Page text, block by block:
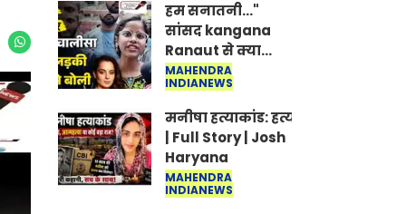
हम सनातनी..."
सांसद kangana
Ranaut से क्या
बोली लड़की? Viral
Jantar-Mantar |
CJP protest
MAHENDRA
INDIANEWS
मनीषा हत्याकांड: हत्या, आत्महत्या या
| Full Story | Josh
Haryana
MAHENDRA
INDIANEWS